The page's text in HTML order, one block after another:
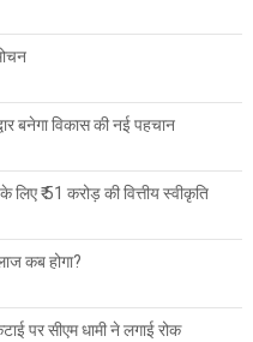
बनेगा विकास की नई पहचान
लिए ₹ 51 करोड़ की वित्तीय स्वीकृति
कब होगा?
पर सीएम धामी ने लगाई रोक